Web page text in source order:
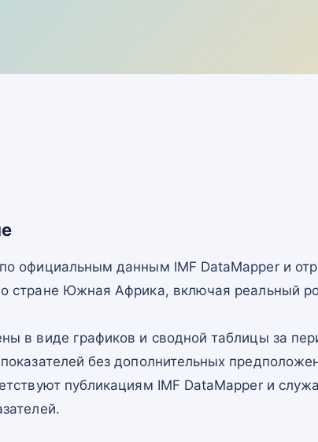
официальным данным IMF DataMapper и
стране Южная Африка, включая реальный
в виде графиков и сводной таблицы за
без дополнительных
публикациям IMF DataMapper и